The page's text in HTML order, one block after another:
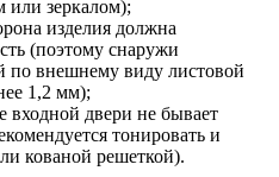
или зеркалом);
изделия должна
(поэтому снаружи
по внешнему виду листовой
1,2 мм);
входной двери не бывает
тонировать и
кованой решеткой).